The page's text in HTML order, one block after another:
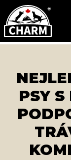
PSY